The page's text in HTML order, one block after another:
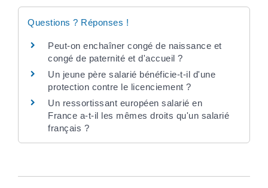
Questions ? Réponses !
Peut-on enchaîner congé de naissance et
congé de paternité et d'accueil ?
Un jeune père salarié bénéficie-t-il d'une
protection contre le licenciement ?
Un ressortissant européen salarié en
France a-t-il les mêmes droits qu'un salarié
français ?